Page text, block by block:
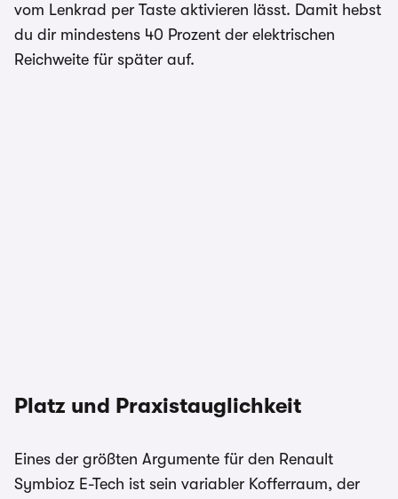
vom Lenkrad per Taste aktivieren lässt. Damit hebst
du dir mindestens 40 Prozent der elektrischen
Reichweite für später auf.
Platz und Praxistauglichkeit
Eines der größten Argumente für den Renault
Symbioz E-Tech ist sein variabler Kofferraum, der